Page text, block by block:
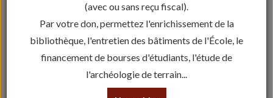
(avec ou sans reçu fiscal).
Par votre don, permettez l'enrichissement de la
bibliothèque, l'entretien des bâtiments de l'École, le
financement de bourses d'étudiants, l'étude de
l'archéologie de terrain...